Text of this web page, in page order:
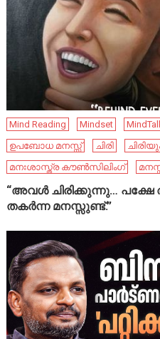
Mind Reading Mindset
ഉപബോധ മനസ്സ്
ചിരി
മനഃശാസ്ത്ര കൗൺസിലിംഗ്
“അവൾ ചിരിക്കുന്നു… പക്ഷേ
തകർന്ന മനസ്സുണ്ട്.”